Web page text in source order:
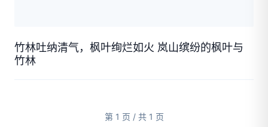
竹林吐纳清气，枫叶绚烂如火 岚山缤纷的枫叶与
竹林
第 1 页 / 共 1 页